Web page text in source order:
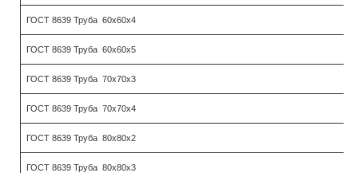
ГОСТ 8639 Труба 60х60х4
ГОСТ 8639 Труба 60х60х5
ГОСТ 8639 Труба 70х70х3
ГОСТ 8639 Труба 70х70х4
ГОСТ 8639 Труба 80х80х2
ГОСТ 8639 Труба 80х80х3